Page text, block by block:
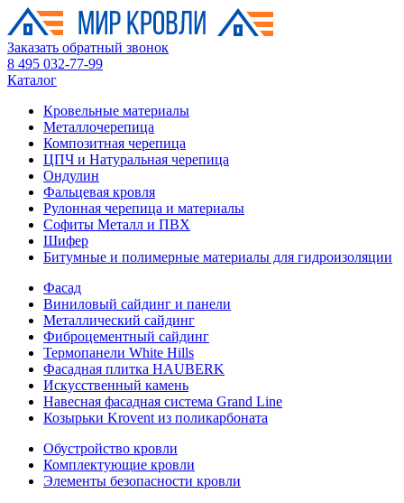
Заказать обратный звонок
8 495 032-77-99
Каталог
Кровельные материалы
Металлочерепица
Композитная черепица
ЦПЧ и Натуральная черепица
Ондулин
Фальцевая кровля
Рулонная черепица и материалы
Софиты Металл и ПВХ
Шифер
Битумные и полимерные материалы для гидроизоляции
Фасад
Виниловый сайдинг и панели
Металлический сайдинг
Фиброцементный сайдинг
Термопанели White Hills
Фасадная плитка HAUBERK
Искусственный камень
Навесная фасадная система Grand Line
Козырьки Krovent из поликарбоната
Обустройство кровли
Комплектующие кровли
Элементы безопасности кровли